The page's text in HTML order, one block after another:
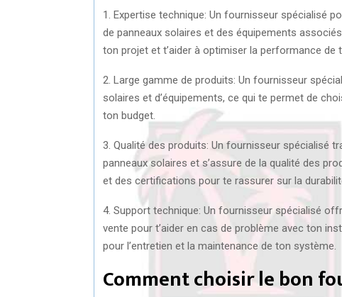
1. Expertise technique: Un fournisseur spécialisé
de panneaux solaires et des équipements
ton projet et t’aider à optimiser la performance de
2. Large gamme de produits: Un fournisseur
solaires et d’équipements, ce qui te permet de
ton budget.
3. Qualité des produits: Un fournisseur spécialisé
panneaux solaires et s’assure de la qualité des
et des certifications pour te rassurer sur la
4. Support technique: Un fournisseur spécialisé
vente pour t’aider en cas de problème avec ton
pour l’entretien et la maintenance de ton système.
Comment choisir le bon